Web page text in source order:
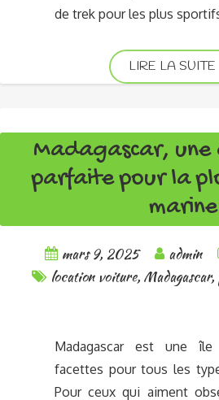
de trek pour les plus
LIRE LA SUITE
Madagascar,
parfaite pour la
marine
mars 9, 2025 admin
location voiture, Madagascar,
Madagascar est une
facettes pour tous les
Pour ceux qui aiment